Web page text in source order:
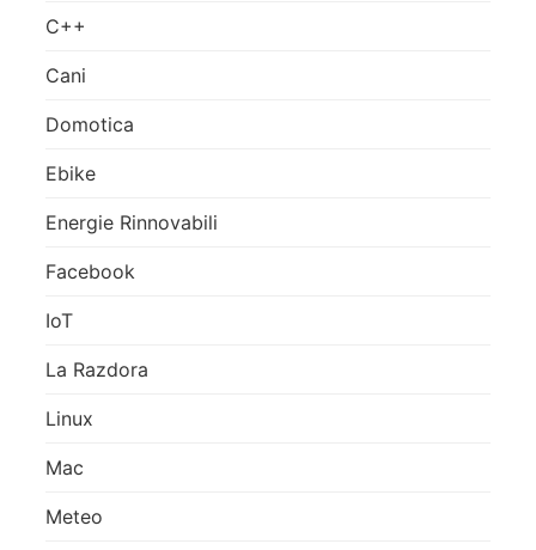
C++
Cani
Domotica
Ebike
Energie Rinnovabili
Facebook
IoT
La Razdora
Linux
Mac
Meteo